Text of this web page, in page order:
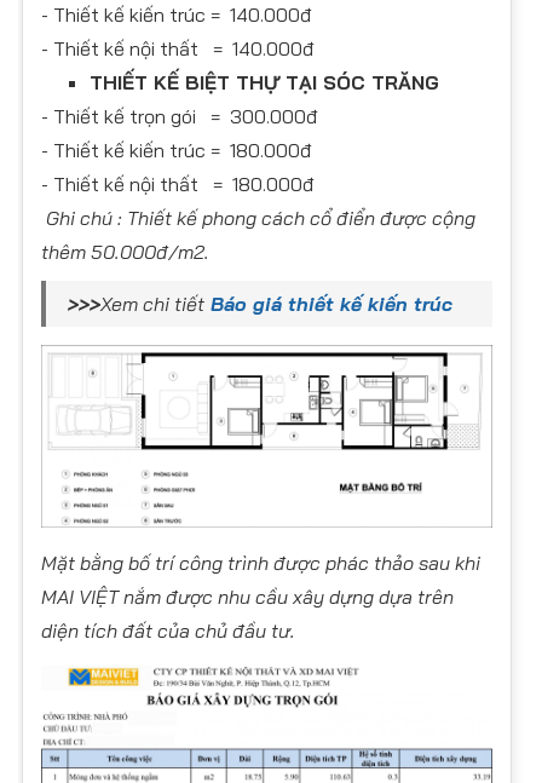
- Thiết kế kiến trúc = 140.000đ
- Thiết kế nội thất = 140.000đ
THIẾT KẾ BIỆT THỰ TẠI SÓC TRĂNG
- Thiết kế trọn gói = 300.000đ
- Thiết kế kiến trúc = 180.000đ
- Thiết kế nội thất = 180.000đ
Ghi chú : Thiết kế phong cách cổ điển được cộng
thêm 50.000đ/m2.
>>>Xem chi tiết Báo giá thiết kế kiến trúc
Mặt bằng bố trí công trình được phác thảo sau khi
MAI VIỆT nắm được nhu cầu xây dựng dựa trên
diện tích đất của chủ đầu tư.